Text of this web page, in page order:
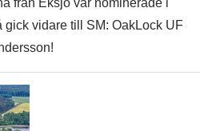
gick vidare till SM: OakLock UF